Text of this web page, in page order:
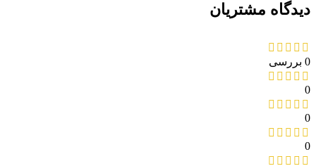
دیدگاه مشتریان
0 بررسی
0
0
0